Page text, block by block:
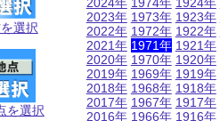
選択
を選択
2023年
2022年
2021年
2020年
2019年
2018年
2017年
2016年
1973年
1972年
1971年
1970年
1969年
1968年
1967年
1966年
1923年
1922年
1921年
1920年
1919年
1918年
1917年
1916年